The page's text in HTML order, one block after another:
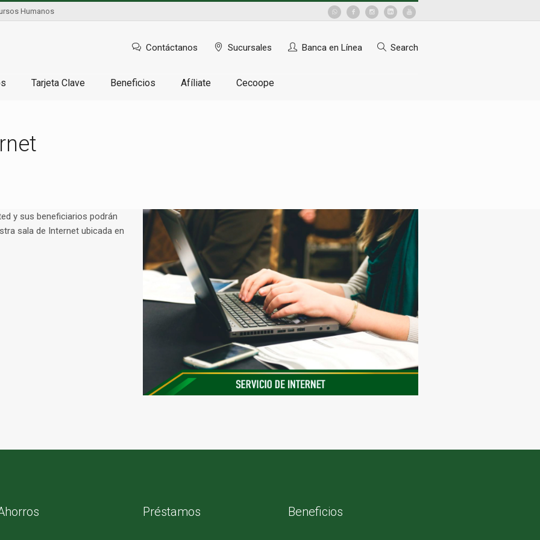
Humanos
Search
Contáctanos Sucursales Banca en Línea
Tarjeta Clave Beneficios Afíliate Cecoope
y sus beneficiarios podrán
sala de Internet ubicada en
Préstamos Beneficios